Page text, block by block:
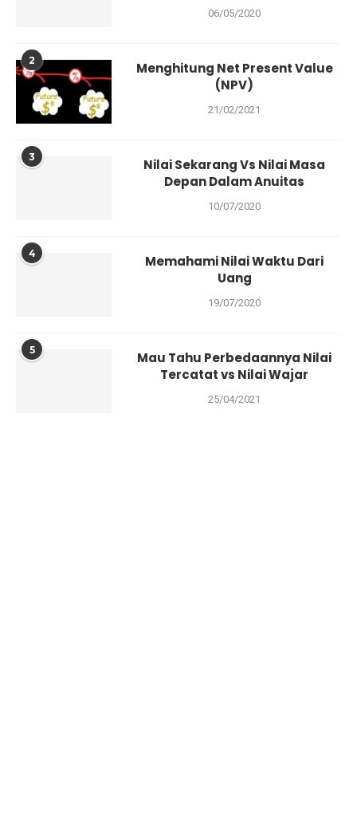
06/05/2020
2
Menghitung Net Present Value
(NPV)
21/02/2021
3
Nilai Sekarang Vs Nilai Masa
Depan Dalam Anuitas
10/07/2020
4
Memahami Nilai Waktu Dari
Uang
19/07/2020
5
Mau Tahu Perbedaannya Nilai
Tercatat vs Nilai Wajar
25/04/2021